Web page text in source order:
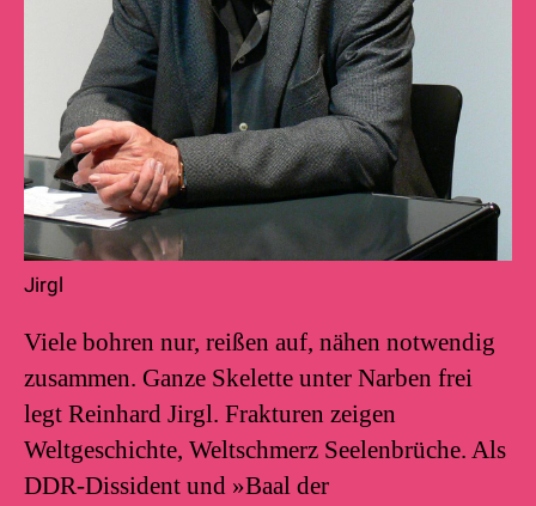
Jirgl
Viele bohren nur, reißen auf, nähen notwendig
zusammen. Ganze Skelette unter Narben frei
legt Reinhard Jirgl. Frakturen zeigen
Weltgeschichte, Weltschmerz Seelenbrüche. Als
DDR-Dissident und »Baal der